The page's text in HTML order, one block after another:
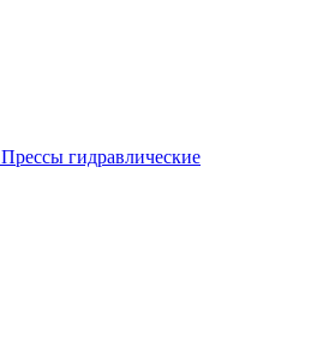
Прессы гидравлические